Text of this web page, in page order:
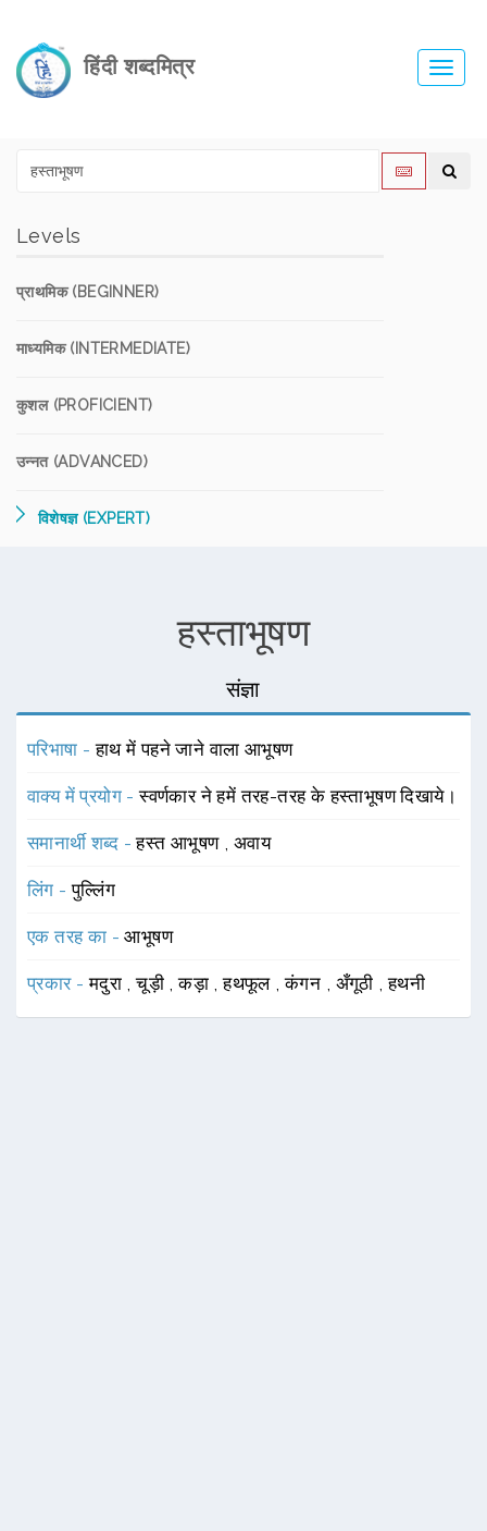
हिंदी शब्दमित्र
Levels
प्राथमिक (BEGINNER)
माध्यमिक (INTERMEDIATE)
कुशल (PROFICIENT)
उन्नत (ADVANCED)
विशेषज्ञ (EXPERT)
हस्ताभूषण
संज्ञा
परिभाषा -हाथ में पहने जाने वाला आभूषण
वाक्य में प्रयोग -स्वर्णकार ने हमें तरह-तरह के हस्ताभूषण दिखाये।
समानार्थी शब्द -हस्त आभूषण , अवाय
लिंग -पुल्लिंग
एक तरह का -आभूषण
प्रकार -मदुरा ,चूड़ी ,कड़ा ,हथफूल ,कंगन , अँगूठी ,हथनी